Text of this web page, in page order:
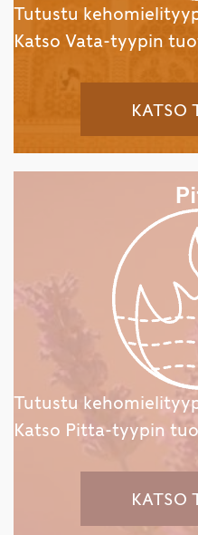
Tutustu
Katso Vata-tyypin
KATSO
Tutustu
Katso Pitta-tyypin
KATSO